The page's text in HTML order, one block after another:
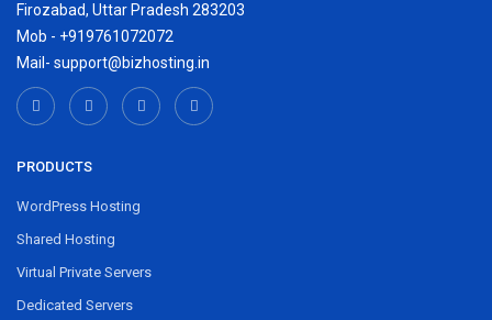
Firozabad, Uttar Pradesh 283203
Mob - +919761072072
Mail- support@bizhosting.in
PRODUCTS
WordPress Hosting
Shared Hosting
Virtual Private Servers
Dedicated Servers